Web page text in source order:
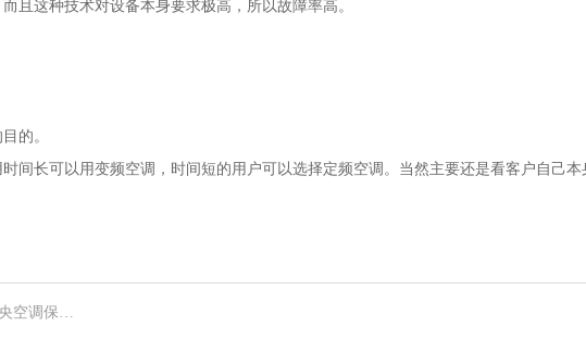
且这种技术对设备本身要求极高，所以故障率高。
的。
间长可以用变频空调，时间短的用户可以选择定频空调。当然主要还是看客户自己本
空调保养